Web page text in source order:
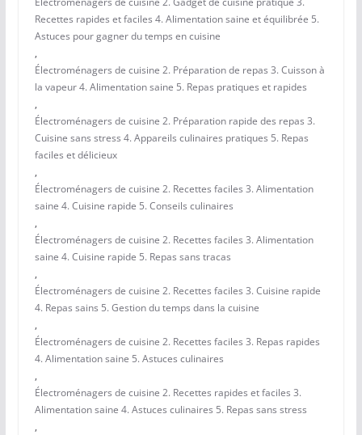
Recettes rapides et faciles 4. Alimentation saine et équilibrée 5.
Astuces pour gagner du temps en cuisine
,
Électroménagers de cuisine 2. Préparation de repas 3. Cuisson à
la vapeur 4. Alimentation saine 5. Repas pratiques et rapides
,
Électroménagers de cuisine 2. Préparation rapide des repas 3.
Cuisine sans stress 4. Appareils culinaires pratiques 5. Repas
faciles et délicieux
,
Électroménagers de cuisine 2. Recettes faciles 3. Alimentation
saine 4. Cuisine rapide 5. Conseils culinaires
,
Électroménagers de cuisine 2. Recettes faciles 3. Alimentation
saine 4. Cuisine rapide 5. Repas sans tracas
,
Électroménagers de cuisine 2. Recettes faciles 3. Cuisine rapide
4. Repas sains 5. Gestion du temps dans la cuisine
,
Électroménagers de cuisine 2. Recettes faciles 3. Repas rapides
4. Alimentation saine 5. Astuces culinaires
,
Électroménagers de cuisine 2. Recettes rapides et faciles 3.
Alimentation saine 4. Astuces culinaires 5. Repas sans stress
,